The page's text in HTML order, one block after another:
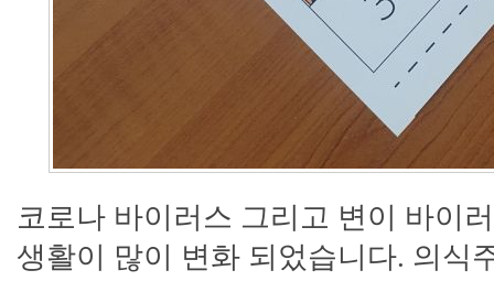
코로나 바이 러스 그리고 변이 바이
생활이 많이 변화 되었습니다. 의식